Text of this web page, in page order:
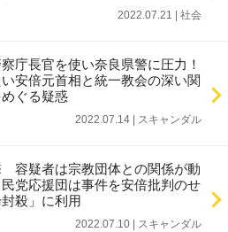
2022.07.21 | 社会
庁長官を使い奈良県警に圧力！
安倍元首相と統一教会の深い関
ぐる疑惑
2022.07.14 | スキャンダル
容疑者は宗教団体との関係が動
党応援団は事件を安倍批判のせ
殺」に利用
2022.07.10 | スキャンダル